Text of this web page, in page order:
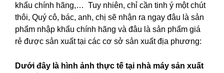
khẩu chính hãng,… Tuy nhiên, chỉ cần tinh ý một chút
thôi, Quý cô, bác, anh, chị sẽ nhận ra ngay đâu là sản
phẩm nhập khẩu chính hãng và đâu là sản phẩm giá
rẻ được sản xuất tại các cơ sở sản xuất địa phương:
Dưới đây là hình ảnh thực tế tại nhà máy sản xuất